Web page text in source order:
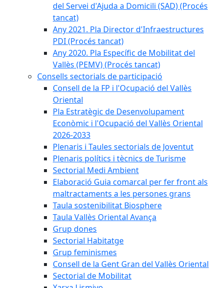
del Servei d'Ajuda a Domicili (SAD) (Procés
tancat)
Any 2021. Pla Director d'Infraestructures
PDI (Procés tancat)
Any 2020. Pla Específic de Mobilitat del
Vallès (PEMV) (Procés tancat)
Consells sectorials de participació
Consell de la FP i l'Ocupació del Vallès
Oriental
Pla Estratègic de Desenvolupament
Econòmic i l'Ocupació del Vallès Oriental
2026-2033
Plenaris i Taules sectorials de Joventut
Plenaris polítics i tècnics de Turisme
Sectorial Medi Ambient
Elaboració Guia comarcal per fer front als
maltractaments a les persones grans
Taula sostenibilitat Biosphere
Taula Vallès Oriental Avança
Grup dones
Sectorial Habitatge
Grup feminismes
Consell de la Gent Gran del Vallès Oriental
Sectorial de Mobilitat